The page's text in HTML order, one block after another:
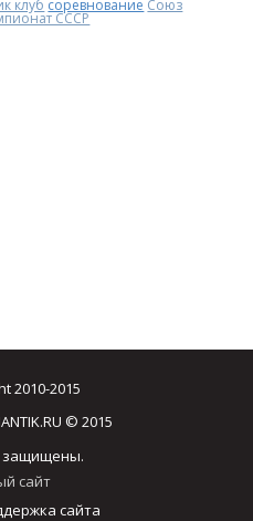
клуб соревнование Союз
СССР
2010-2015
© 2015
защищены.
сайт
сайта